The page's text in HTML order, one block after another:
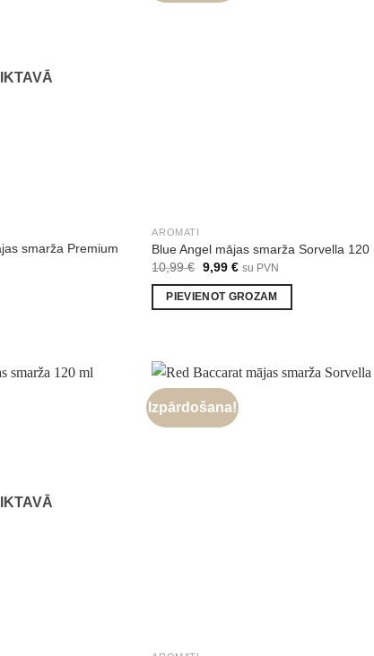
smarža Premium
AROMATI
Blue Angel mājas smarža Sorvella 120
10,99€ Original
was:
10,99 €.
9,99 €Current
is:
9,99 €.
su PVN
PIEVIENOT GROZAM
Izpārdošana!